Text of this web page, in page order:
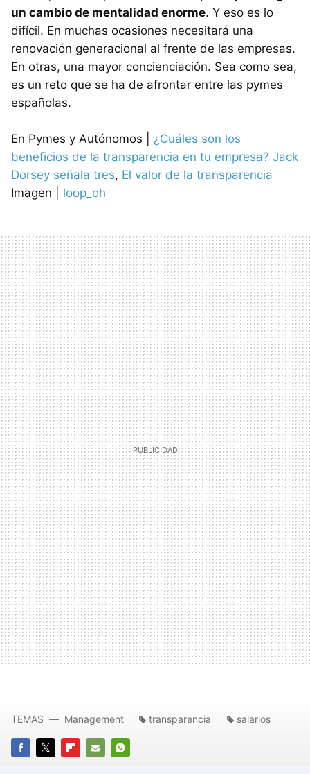
un cambio de mentalidad enorme. Y eso es lo
difícil. En muchas ocasiones necesitará una
renovación generacional al frente de las empresas.
En otras, una mayor concienciación. Sea como sea,
es un reto que se ha de afrontar entre las pymes
españolas.
En Pymes y Autónomos | ¿Cuáles son los
beneficios de la transparencia en tu empresa? Jack
Dorsey señala tres, El valor de la transparencia
Imagen | loop_oh
FACEBOOK
TWITTERFLIPBOARD
E-
WHATSAPP
TEMAS Management transparencia salarios